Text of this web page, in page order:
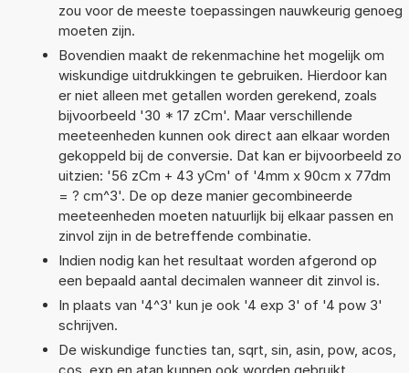
zou voor de meeste toepassingen nauwkeurig genoeg
moeten zijn.
Bovendien maakt de rekenmachine het mogelijk om
wiskundige uitdrukkingen te gebruiken. Hierdoor kan
er niet alleen met getallen worden gerekend, zoals
bijvoorbeeld '30 * 17 zCm'. Maar verschillende
meeteenheden kunnen ook direct aan elkaar worden
gekoppeld bij de conversie. Dat kan er bijvoorbeeld zo
uitzien: '56 zCm + 43 yCm' of '4mm x 90cm x 77dm
= ? cm^3'. De op deze manier gecombineerde
meeteenheden moeten natuurlijk bij elkaar passen en
zinvol zijn in de betreffende combinatie.
Indien nodig kan het resultaat worden afgerond op
een bepaald aantal decimalen wanneer dit zinvol is.
In plaats van '4^3' kun je ook '4 exp 3' of '4 pow 3'
schrijven.
De wiskundige functies tan, sqrt, sin, asin, pow, acos,
cos, exp en atan kunnen ook worden gebruikt.